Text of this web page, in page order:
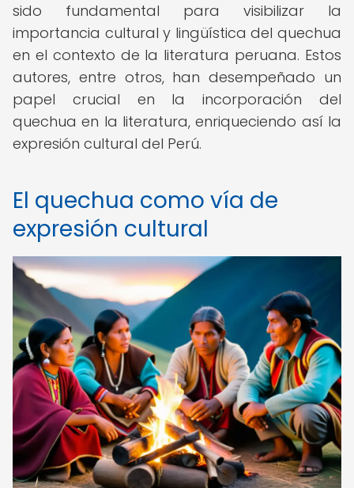
sido fundamental para visibilizar la
importancia cultural y lingüística del quechua
en el contexto de la literatura peruana. Estos
autores, entre otros, han desempeñado un
papel crucial en la incorporación del
quechua en la literatura, enriqueciendo así la
expresión cultural del Perú.
El quechua como vía de
expresión cultural